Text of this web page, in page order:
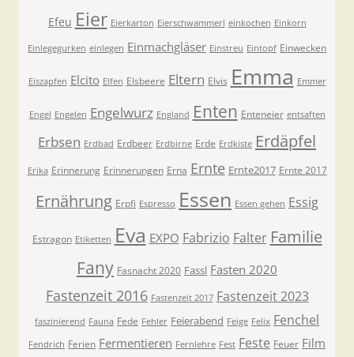
Efeu Eier Eierkarton Eierschwammerl einkochen Einkorn
Einlegegurken einlegen Einmachgläser Einstreu Eintopf Einwecken
Eiszapfen Elcito Elfen Elsbeere Eltern Elvis Emma Emmer
Engel Engelen Engelwurz England Enten Enteneier entsaften
Erbsen Erdbad Erdbeer Erdbirne Erde Erdkiste Erdäpfel
Erika Erinnerung Erinnerungen Erna Ernte Ernte2017 Ernte 2017
Ernährung Erpfi Espresso Essen Essen gehen Essig
Estragon Etiketten Eva EXPO Fabrizio Falter Familie
Fany Fasnacht 2020 Fassl Fasten 2020
Fastenzeit 2016 Fastenzeit 2017 Fastenzeit 2023
faszinierend Fauna Fede Fehler Feierabend Feige Felix Fenchel
Fendrich Ferien Fermentieren Fernlehre Fest Feste Feuer Film